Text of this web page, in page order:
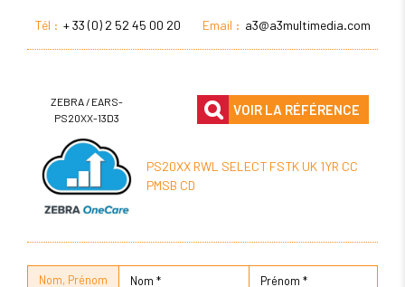
Tél : + 33 (0) 2 52 45 00 20 Email : a3@a3multimedia.com
ZEBRA / EARS-
PS20XX-13D3
VOIR LA RÉFÉRENCE
PS20XX RWL SELECT FSTK UK 1YR CC
PMSB CD
Nom, Prénom